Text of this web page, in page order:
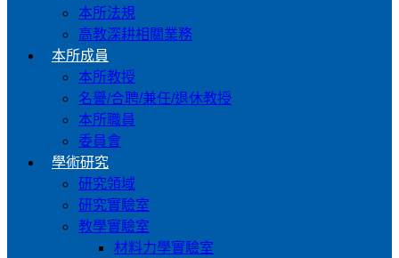
本所法規
高教深耕相關業務
本所成員
本所教授
名譽/合聘/兼任/退休教授
本所職員
委員會
學術研究
研究領域
研究實驗室
教學實驗室
材料力學實驗室